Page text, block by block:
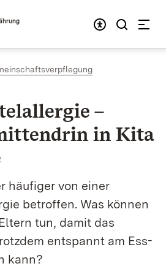
–
in Kita
häufiger von einer
betroffen. Was können
tun, damit das
entspannt am Ess-
kann?